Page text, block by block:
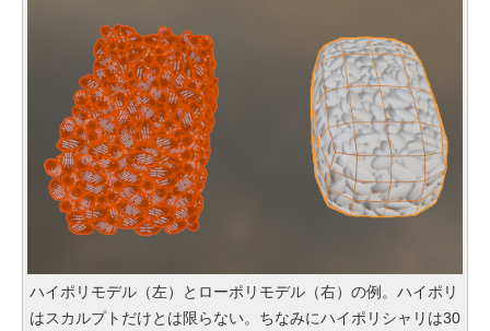
ハイポリモデル（左）とローポリモデル（右）の例。ハイポリ
はスカルプトだけとは限らない。ちなみにハイポリシャリは30